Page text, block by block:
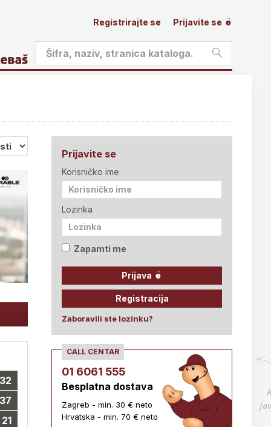
Registrirajte se Prijavite se
21
Prijavite se
Korisničko ime
Lozinka
Zapamti me
Prijava
Registracija
Zaboravili ste lozinku?
CALL CENTAR
01 6061 555
Besplatna dostava
Zagreb - min. 30 € neto
Hrvatska - min. 70 € neto